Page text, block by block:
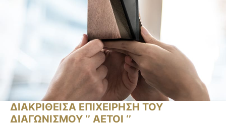
ΔΙΑΚΡΙΘΕΙΣΑ ΕΠΙΧΕΙΡΗΣΗ ΤΟΥ
ΔΙΑΓΩΝΙΣΜΟΥ ‘’ ΑΕΤΟΙ ‘’